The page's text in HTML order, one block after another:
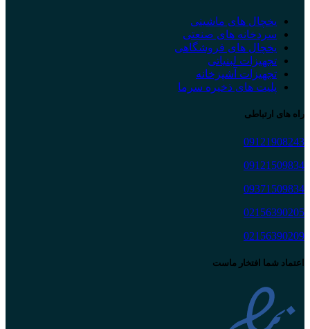
یخچال های ماشینی
سردخانه های صنعتی
یخچال های فروشگاهی
تجهیزات لبنیاتی
تجهیزات آشپزخانه
پلیت های ذخیره سرما
راه های ارتباطی
09121908243
09121509834
09371509834
02156390205
02156390209
اعتماد شما افتخار ماست